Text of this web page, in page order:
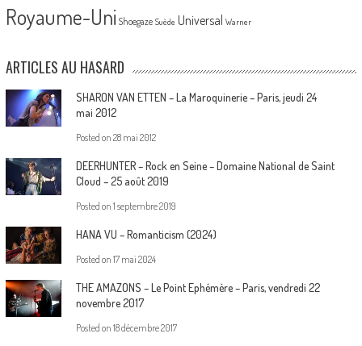
Royaume-Uni Shoegaze Suède Universal Warner
ARTICLES AU HASARD
SHARON VAN ETTEN – La Maroquinerie – Paris, jeudi 24
mai 2012
Posted on 28 mai 2012
DEERHUNTER – Rock en Seine – Domaine National de Saint
Cloud – 25 août 2019
Posted on 1 septembre 2019
HANA VU – Romanticism (2024)
Posted on 17 mai 2024
THE AMAZONS – Le Point Ephémère – Paris, vendredi 22
novembre 2017
Posted on 18 décembre 2017